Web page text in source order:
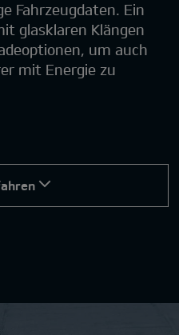
Fahrzeugdaten. Ein
glasklaren Klängen
um auch
mit Energie zu